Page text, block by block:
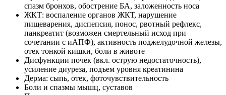
спазм бронхов, обострение БА, заложенность носа
ЖКТ: воспаление органов ЖКТ, нарушение
пищеварения, диспепсия, понос, рвотный рефлекс,
панкреатит (возможен смертельный исход при
сочетании с иАПФ), активность поджелудочной железы,
отек тонкой кишки, боли в животе
Дисфункции почек (вкл. острую недостаточность),
усиление диуреза, подъем уровня креатинина
Дерма: сыпь, отек, фоточувствительность
Боли и спазмы мышц, суставов